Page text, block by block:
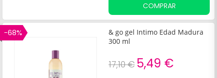
COMPRAR
-68%
& go gel Intimo Edad Madura
300 ml
17,10 € 5,49 €